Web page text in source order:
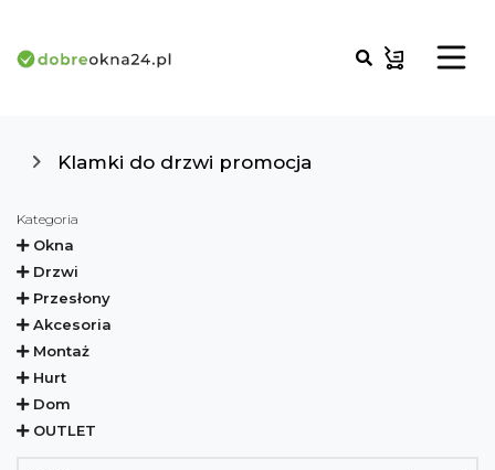
Klamki do drzwi promocja
Kategoria
Okna
Drzwi
Przesłony
Akcesoria
Montaż
Hurt
Dom
OUTLET